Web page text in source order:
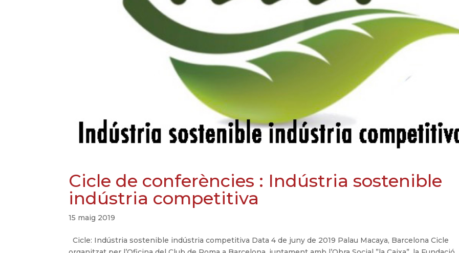
Cicle de conferències : Indústria sostenible
indústria competitiva
15 maig 2019
Cicle: Indústria sostenible indústria competitiva Data 4 de juny de 2019 Palau Macaya, Barcelona Cicle